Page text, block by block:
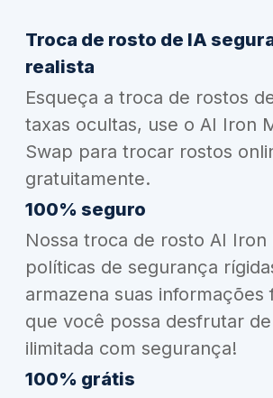
Troca de rosto de IA
realista
Esqueça a troca de rostos
taxas ocultas, use o AI Iron
Swap para trocar rostos
gratuitamente.
100% seguro
Nossa troca de rosto AI Iron
políticas de segurança
armazena suas informações
que você possa desfrutar
ilimitada com segurança!
100% grátis